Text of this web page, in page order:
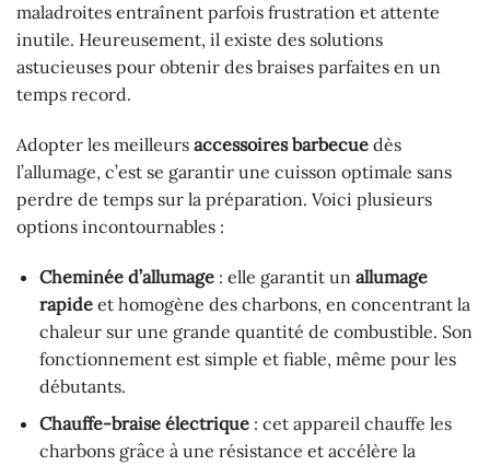
maladroites entraînent parfois frustration et attente
inutile. Heureusement, il existe des solutions
astucieuses pour obtenir des braises parfaites en un
temps record.
Adopter les meilleurs accessoires barbecue dès
l’allumage, c’est se garantir une cuisson optimale sans
perdre de temps sur la préparation. Voici plusieurs
options incontournables :
Cheminée d’allumage: elle garantit un allumage
rapideet homogène des charbons, en concentrant la
chaleur sur une grande quantité de combustible. Son
fonctionnement est simple et fiable, même pour les
débutants.
Chauffe-braise électrique: cet appareil chauffe les
charbons grâce à une résistance et accélère la